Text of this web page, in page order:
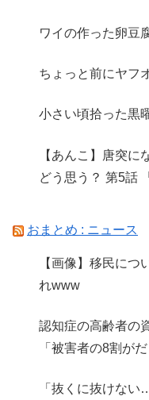
ワイの作った卵豆
ちょっと前にヤフ
小さい頃拾った黒
【あんこ】唐突に
どう思う？ 第5話
おまとめ : ニュース
【画像】移民につ
れwww
認知症の高齢者の
「被害者の8割が
「抜くに抜けな